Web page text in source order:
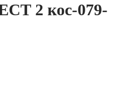
2 кос-079-